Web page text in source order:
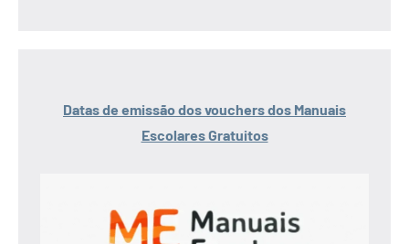
Datas de emissão dos vouchers dos Manuais
Escolares Gratuitos